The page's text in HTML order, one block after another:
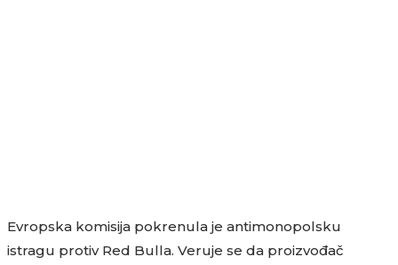
Evropska komisija pokrenula je antimonopolsku
istragu protiv Red Bulla. Veruje se da proizvođač